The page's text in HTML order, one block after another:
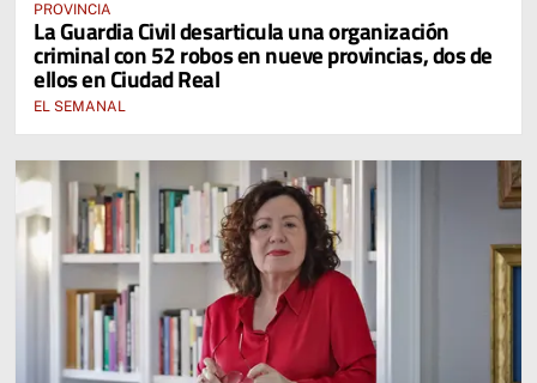
PROVINCIA
La Guardia Civil desarticula una organización
criminal con 52 robos en nueve provincias, dos de
ellos en Ciudad Real
EL SEMANAL